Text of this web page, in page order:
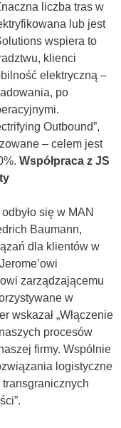
liczba tras w
lub jest
wspiera to
klienci
elektryczną –
po
Outbound”,
– celem jest
Współpraca z JS
się w MAN
Baumann,
dla klientów w
zarządzającemu
w
wskazał „Włączenie
procesów
firmy. Wspólnie
logistyczne